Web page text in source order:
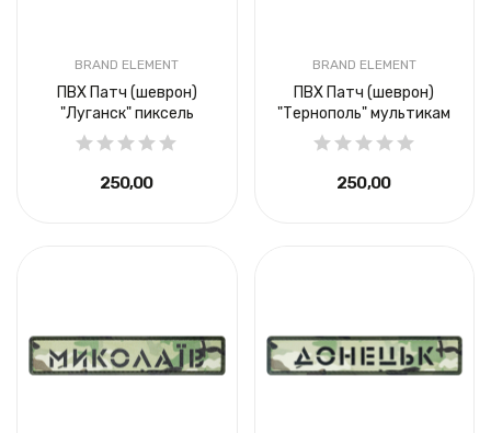
BRAND ELEMENT
ПВХ Патч (шеврон)
"Луганск" пиксель
250,00 ₴
BRAND ELEMENT
ПВХ Патч (шеврон)
"Тернополь" мультикам
250,00 ₴